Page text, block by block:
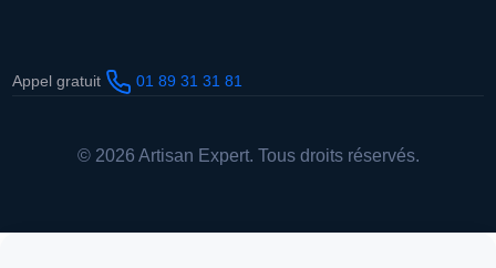
Appel gratuit 01 89 31 31 81
© 2026 Artisan Expert. Tous droits réservés.